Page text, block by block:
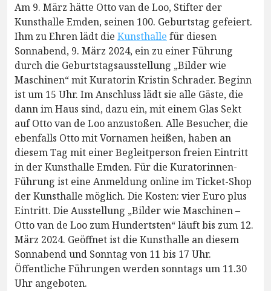
Am 9. März hätte Otto van de Loo, Stifter der
Kunsthalle Emden, seinen 100. Geburtstag gefeiert.
Ihm zu Ehren lädt die Kunsthalle für diesen
Sonnabend, 9. März 2024, ein zu einer Führung
durch die Geburtstagsausstellung „Bilder wie
Maschinen“ mit Kuratorin Kristin Schrader. Beginn
ist um 15 Uhr. Im Anschluss lädt sie alle Gäste, die
dann im Haus sind, dazu ein, mit einem Glas Sekt
auf Otto van de Loo anzustoßen. Alle Besucher, die
ebenfalls Otto mit Vornamen heißen, haben an
diesem Tag mit einer Begleitperson freien Eintritt
in der Kunsthalle Emden. Für die Kuratorinnen-
Führung ist eine Anmeldung online im Ticket-Shop
der Kunsthalle möglich. Die Kosten: vier Euro plus
Eintritt. Die Ausstellung „Bilder wie Maschinen –
Otto van de Loo zum Hundertsten“ läuft bis zum 12.
März 2024. Geöffnet ist die Kunsthalle an diesem
Sonnabend und Sonntag von 11 bis 17 Uhr.
Öffentliche Führungen werden sonntags um 11.30
Uhr angeboten.